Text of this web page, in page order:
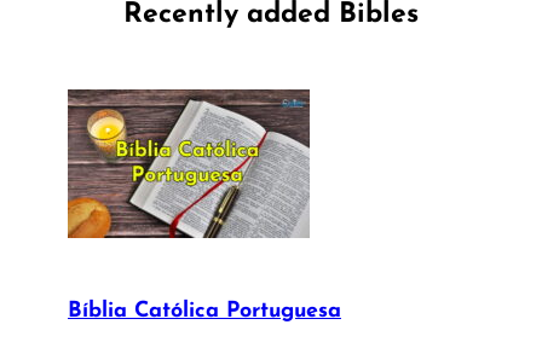
Recently added Bibles
Bíblia Católica Portuguesa